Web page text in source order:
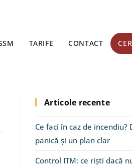
TARIFE CONTACT
Articole recente
Ce faci în caz de
panică și un plan clar
Control ITM: ce riști dacă